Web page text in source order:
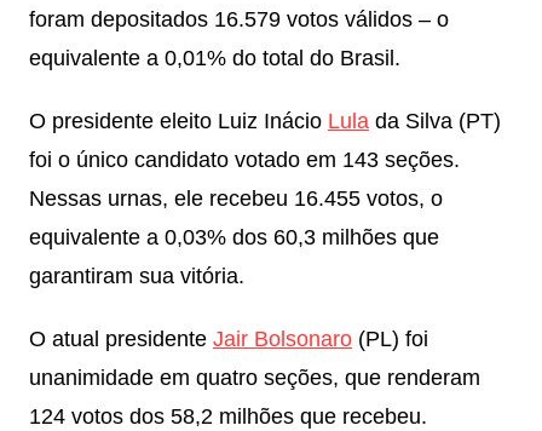
foram depositados 16.579 votos válidos – o
equivalente a 0,01% do total do Brasil.
O presidente eleito Luiz Inácio Lulada Silva (PT)
foi o único candidato votado em 143 seções.
Nessas urnas, ele recebeu 16.455 votos, o
equivalente a 0,03% dos 60,3 milhões que
garantiram sua vitória.
O atual presidente Jair Bolsonaro(PL) foi
unanimidade em quatro seções, que renderam
124 votos dos 58,2 milhões que recebeu.